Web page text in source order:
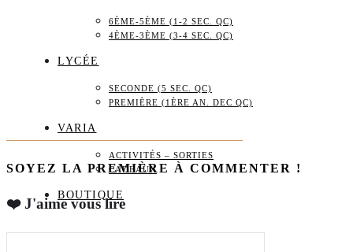
6ÈME-5ÈME (1-2 SEC. QC)
4ÈME-3ÈME (3-4 SEC. QC)
LYCÉE
SECONDE (5 SEC. QC)
PREMIÈRE (1ÈRE AN. DEC QC)
VARIA
ACTIVITÉS – SORTIES
CADEAUX
BOUTIQUE
SOYEZ LA PREMIÈRE À COMMENTER !
❤️ J'aime vous lire